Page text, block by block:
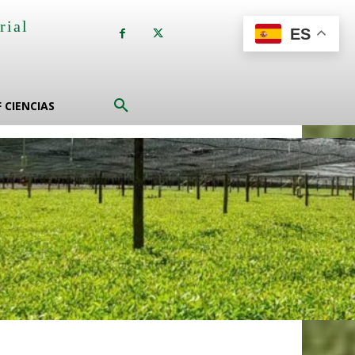
CIENCIAS
ES